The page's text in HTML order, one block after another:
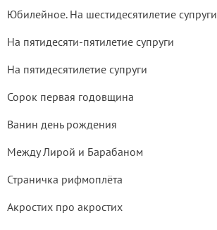
Юбилейное. На шестидесятилетие супруги
На пятидесяти-пятилетие супруги
На пятидесятилетие супруги
Сорок первая годовщина
Ванин день рождения
Между Лирой и Барабаном
Страничка рифмоплёта
Акростих про акростих